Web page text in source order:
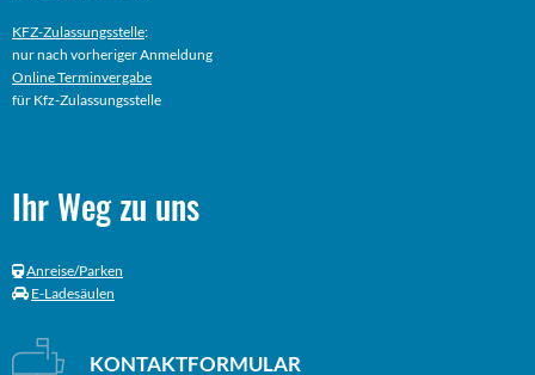
KFZ-Zulassungsstelle:
nur nach vorheriger Anmeldung
OnlineTerminvergabe
für Kfz-Zulassungsstelle
Ihr Weg zu uns
Anreise/Parken
E-Ladesäulen
KONTAKTFORMULAR